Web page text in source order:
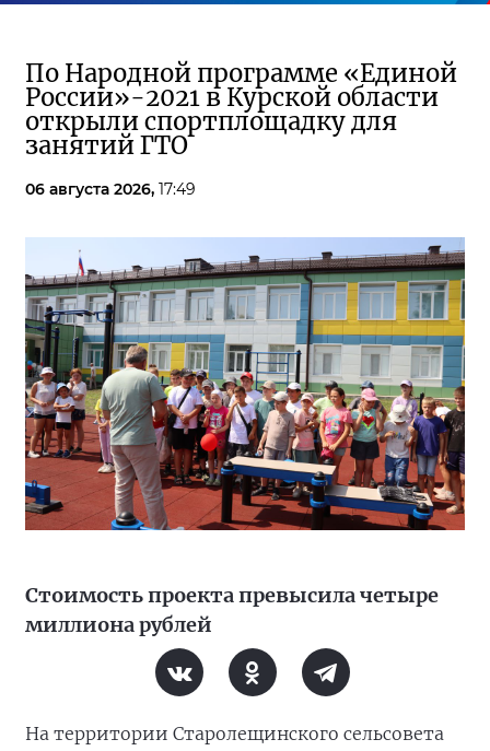
По Народной программе «Единой
России»-2021 в Курской области
открыли спортплощадку для
занятий ГТО
06 августа 2026, 17:49
Стоимость проекта превысила четыре
миллиона рублей
На территории Старолещинского сельсовета